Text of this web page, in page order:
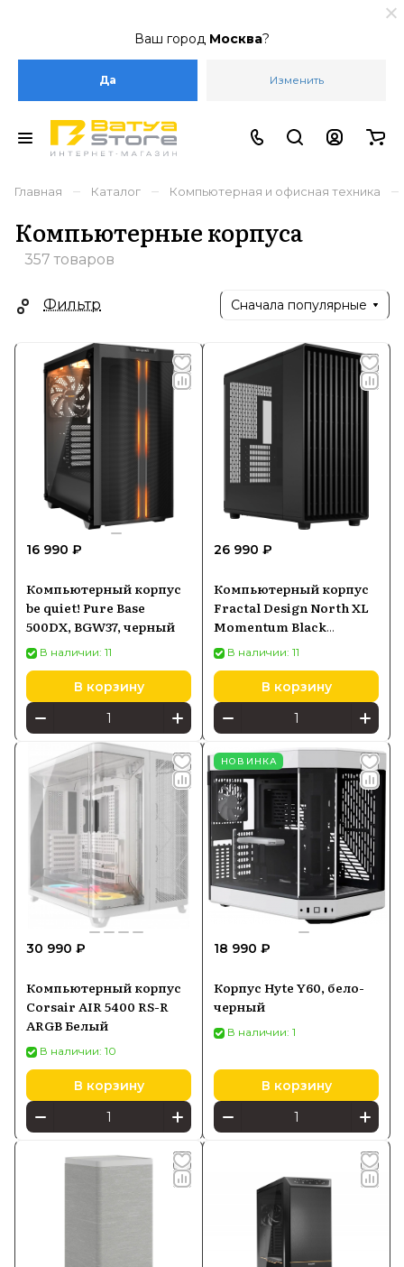
Ваш город Москва?
Да Изменить
Главная – Каталог – Компьютерная и офисная техника –
Компьютерные корпуса
357 товаров
Фильтр Сначала популярные
16 990 ₽
Компьютерный корпус
be quiet! Pure Base
500DX, BGW37, черный
В наличии: 11
В корзину
26 990 ₽
Компьютерный корпус
Fractal Design North XL
Momentum Black
(FDCNOR1X07)
В наличии: 11
В корзину
30 990 ₽
Компьютерный корпус
Corsair AIR 5400 RS-R
ARGB Белый
В наличии: 10
В корзину
НОВИНКА
18 990 ₽
Корпус Hyte Y60, бело-
черный
В наличии: 1
В корзину